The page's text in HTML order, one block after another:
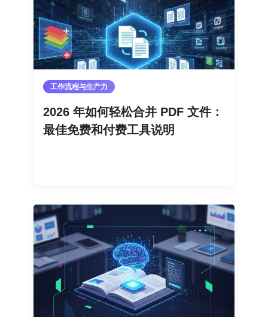
工作流程与生产力
2026 年如何轻松合并 PDF 文件：
最佳免费和付费工具说明